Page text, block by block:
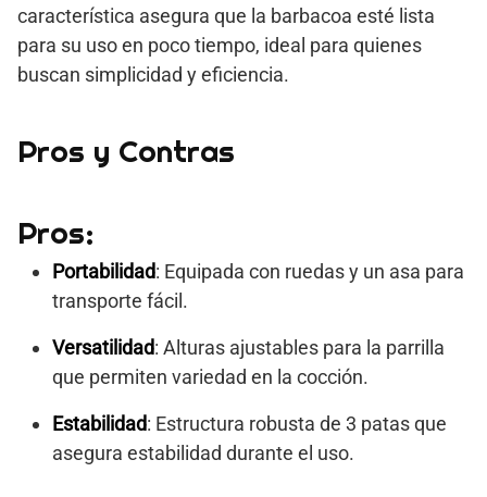
característica asegura que la barbacoa esté lista
para su uso en poco tiempo, ideal para quienes
buscan simplicidad y eficiencia.
Pros y Contras
Pros:
Portabilidad: Equipada con ruedas y un asa para
transporte fácil.
Versatilidad: Alturas ajustables para la parrilla
que permiten variedad en la cocción.
Estabilidad: Estructura robusta de 3 patas que
asegura estabilidad durante el uso.